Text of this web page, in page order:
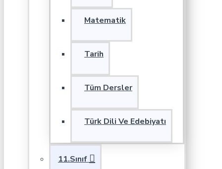
Matematik
Tarih
Tüm Dersler
Türk Dili Ve Edebiyatı
11.Sınıf